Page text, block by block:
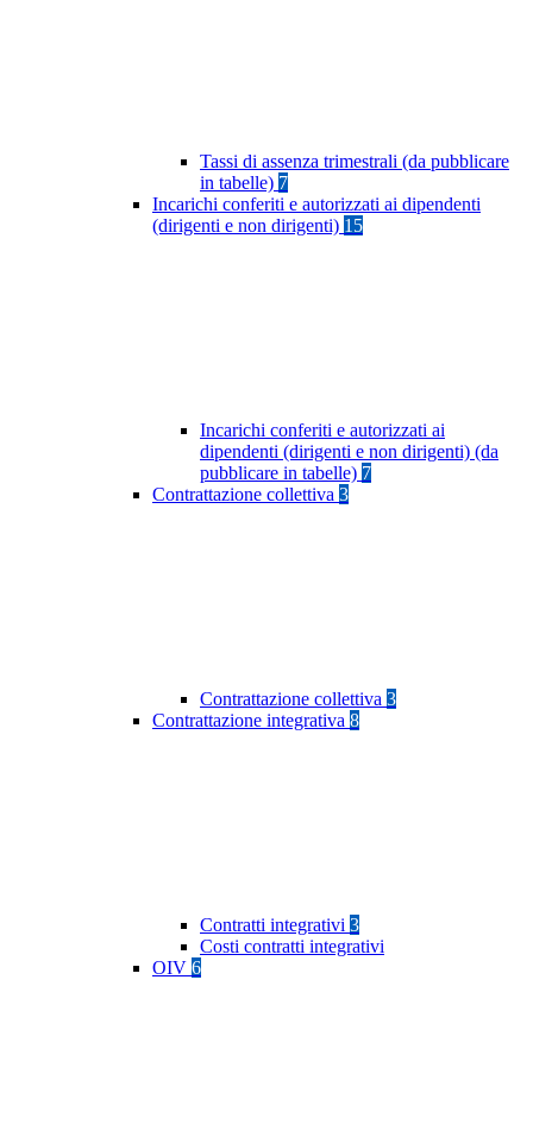
Tassi di assenza trimestrali (da pubblicare
in tabelle) 7
Incarichi conferiti e autorizzati ai dipendenti
(dirigenti e non dirigenti) 15
Incarichi conferiti e autorizzati ai
dipendenti (dirigenti e non dirigenti) (da
pubblicare in tabelle) 7
Contrattazione collettiva 3
Contrattazione collettiva 3
Contrattazione integrativa 8
Contratti integrativi 3
Costi contratti integrativi
OIV 6